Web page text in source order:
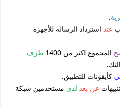
.
عند استرداد الرساله للأجهزه
المجموع اكثر من 1400
ظرف
كأيقونات للتطبيق.
عن بعد لدى مستخدمين شبكة